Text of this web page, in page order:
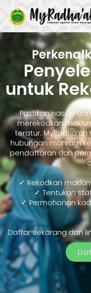
untuk
Pastikan nasab
merekodkan
teratur.
hubungan mahram
pendaftaran dan
✓ Rekodkan
✓ Tentukan
✓ Permohonan
Daftar sekarang dan